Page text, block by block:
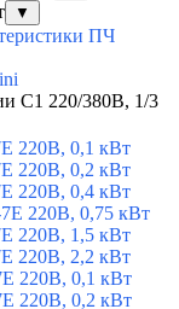
▼
ПЧ
C1 220/380В, 1/3
220В, 0,1 кВт
220В, 0,2 кВт
220В, 0,4 кВт
220В, 0,75 кВт
220В, 1,5 кВт
220В, 2,2 кВт
220В, 0,1 кВт
220В, 0,2 кВт